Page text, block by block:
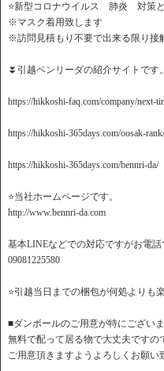
⭐️新型コロナウイルス 肺炎 対策
※マスク着用致します
※訪問見積もり不要で出来る限り接
⏬引越ベンリーダの紹介サイトです。
https://hikkoshi-faq.com/company/next-
https://hikkoshi-365days.com/oosak-rank/
https://hikkoshi-365days.com/bennri-da/
⭐️当社ホームページです。
http://www.bennri-da.com
基本LINEなどでの対応ですがお電話
09081225580
⭐️引越当日までの梱包が何処よりも
■ダンボールのご用意が特にござい
無料で配って居る物で大丈夫です
ご用意頂きますようよろしくお願い